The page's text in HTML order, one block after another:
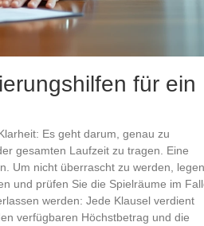
für ein
Es geht darum, genau zu
gesamten Laufzeit zu tragen. Eine
Um nicht überrascht zu werden, legen
und prüfen Sie die Spielräume im
werden: Jede Klausel verdient
verfügbaren Höchstbetrag und die